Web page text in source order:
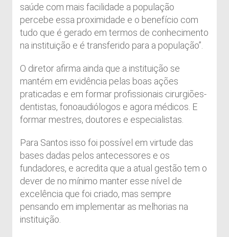
saúde com mais facilidade a população
percebe essa proximidade e o benefício com
tudo que é gerado em termos de conhecimento
na instituição e é transferido para a população”.
O diretor afirma ainda que a instituição se
mantém em evidência pelas boas ações
praticadas e em formar profissionais cirurgiões-
dentistas, fonoaudiólogos e agora médicos. E
formar mestres, doutores e especialistas.
Para Santos isso foi possível em virtude das
bases dadas pelos antecessores e os
fundadores, e acredita que a atual gestão tem o
dever de no mínimo manter esse nível de
excelência que foi criado, mas sempre
pensando em implementar as melhorias na
instituição.